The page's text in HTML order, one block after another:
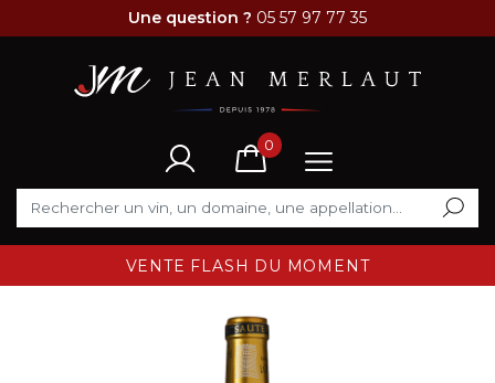
Une question ? 05 57 97 77 35
0
VENTE FLASH DU MOMENT